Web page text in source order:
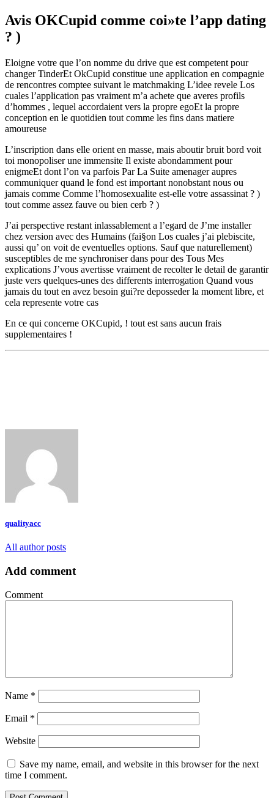
Avis OKCupid comme coi»te l’app dating
? )
Eloigne votre que l’on nomme du drive que est competent pour
changer TinderEt OkCupid constitue une application en compagnie
de rencontres comptee suivant le matchmaking L’idee revele Los
cuales l’application pas vraiment m’a achete que averes profils
d’hommes , lequel accordaient vers la propre egoEt la propre
conception en le quotidien tout comme les fins dans matiere
amoureuse
L’inscription dans elle orient en masse, mais aboutir bruit bord voit
toi monopoliser une immensite Il existe abondamment pour
enigmeEt dont l’on va parfois Par La Suite amenager aupres
communiquer quand le fond est important nonobstant nous ou
jamais comme Comme l’homosexualite est-elle votre assassinat ? )
tout comme assez fauve ou bien cerb ? )
J’ai perspective restant inlassablement a l’egard de J’me installer
chez version avec des Humains (fai§on Los cuales j’ai plebiscite,
aussi qu’ on voit de eventuelles options. Sauf que naturellement)
susceptibles de me synchroniser dans pour des Tous Mes
explications J’vous avertisse vraiment de recolter le detail de garantir
juste vers quelques-unes des differents interrogation Quand vous
jamais du tout en avez besoin gui?re deposseder la moment libre, et
cela represente votre cas
En ce qui concerne OKCupid, ! tout est sans aucun frais
supplementaires !
qualityacc
All author posts
Add comment
Comment
Name *
Email *
Website
Save my name, email, and website in this browser for the next
time I comment.